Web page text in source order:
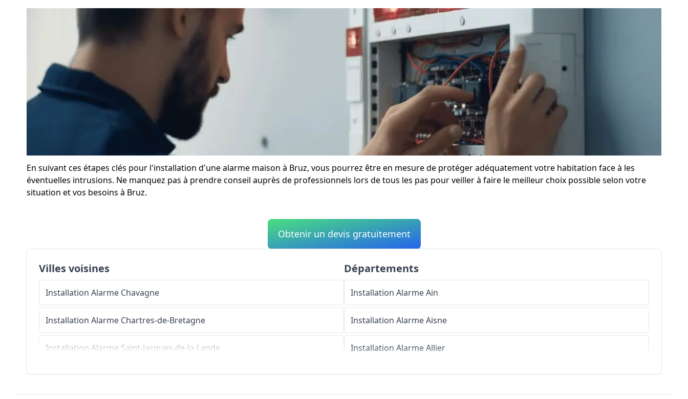
En suivant ces étapes clés pour l'installation d'une alarme maison à Bruz, vous pourrez être en mesure de protéger adéquatement votre habitation face à les
éventuelles intrusions. Ne manquez pas à prendre conseil auprès de professionnels lors de tous les pas pour veiller à faire le meilleur choix possible selon votre
situation et vos besoins à Bruz.
Obtenir un devis gratuitement
Villes voisines
Installation Alarme Chavagne
Installation Alarme Chartres-de-Bretagne
Installation Alarme Saint-Jacques-de-la-Lande
Installation AlarmeLaillé
Départements
Installation AlarmeAin
Installation AlarmeAisne
Installation AlarmeAllier
Installation AlarmeAlpes-de-Haute-Provence